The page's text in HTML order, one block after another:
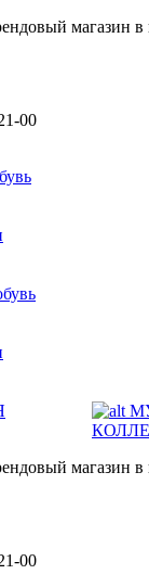
магазин в
00
магазин в
00